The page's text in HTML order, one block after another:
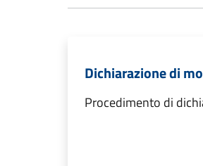
Dichiarazione di
Procedimento di